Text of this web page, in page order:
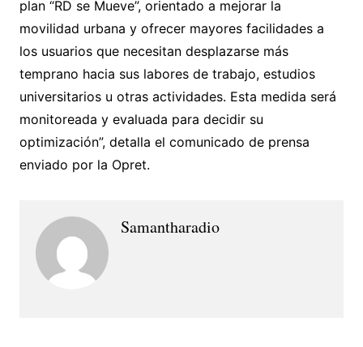
plan “RD se Mueve”, orientado a mejorar la
movilidad urbana y ofrecer mayores facilidades a
los usuarios que necesitan desplazarse más
temprano hacia sus labores de trabajo, estudios
universitarios u otras actividades. Esta medida será
monitoreada y evaluada para decidir su
optimización”, detalla el comunicado de prensa
enviado por la Opret.
Samantharadio